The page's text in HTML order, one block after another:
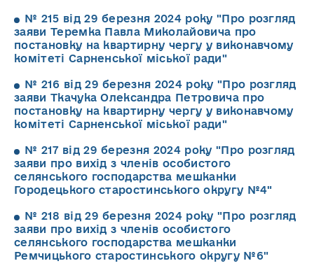
№ 215 від 29 березня 2024 року "Про розгляд
заяви Теремка Павла Миколайовича про
постановку на квартирну чергу у виконавчому
комітеті Сарненської міської ради"
№ 216 від 29 березня 2024 року "Про розгляд
заяви Ткачука Олександра Петровича про
постановку на квартирну чергу у виконавчому
комітеті Сарненської міської ради"
№ 217 від 29 березня 2024 року "Про розгляд
заяви про вихід з членів особистого
селянського господарства мешканки
Городецького старостинського округу №4"
№ 218 від 29 березня 2024 року "Про розгляд
заяви про вихід з членів особистого
селянського господарства мешканки
Ремчицького старостинського округу №6"